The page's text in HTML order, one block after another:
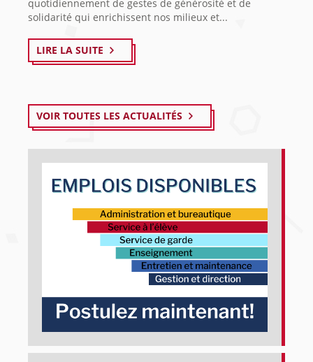
quotidiennement de gestes de générosité et de
solidarité qui enrichissent nos milieux et...
LIRE LA SUITE
VOIR TOUTES LES ACTUALITÉS